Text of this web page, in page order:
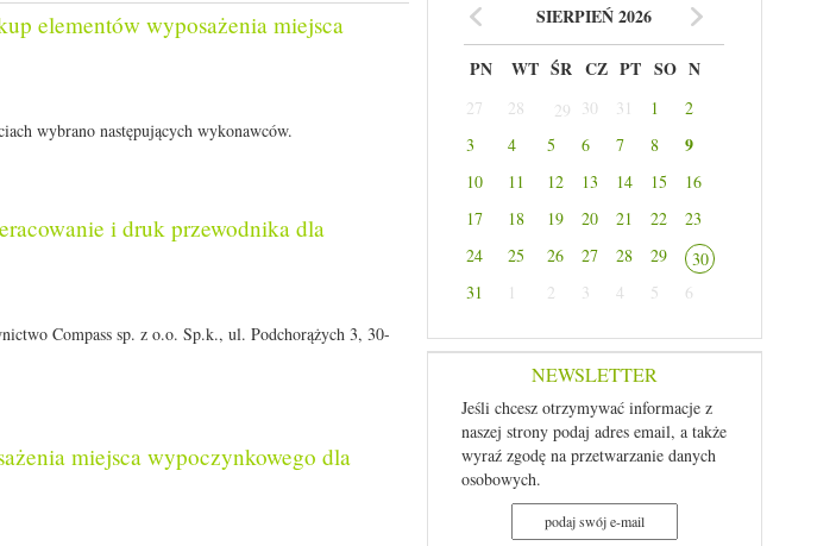
elementów wyposażenia miejsca
wybrano następujących wykonawców.
i druk przewodnika dla
Compass sp. z o.o. Sp.k., ul. Podchorążych 3, 30-
miejsca wypoczynkowego dla
SIERPIEŃ 2026
PN WT ŚR CZ PT SO N
27 28 29 30 31 1
2
3
4 5 6 7 8 9
10 11 12 13 14 15
16
17
18 19 20 21 22
23
24
25 26 27 28 29
30
31
1 2 3 4 5 6
NEWSLETTER
Jeśli chcesz otrzymywać informacje z
naszej strony podaj adres email, a także
wyraź zgodę na przetwarzanie danych
osobowych.